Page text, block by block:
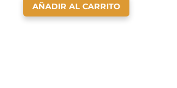
AÑADIR AL CARRITO